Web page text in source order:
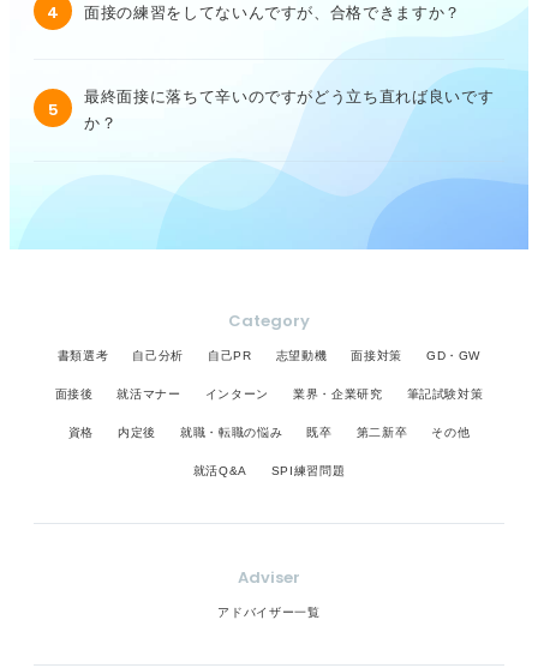
4 面接の練習をしてないんですが、合格できますか？
5
最終面接に落ちて辛いのですがどう立ち直れば良いです
か？
Category
書類選考 自己分析 自己PR 志望動機 面接対策 GD・GW
面接後 就活マナー インターン 業界・企業研究 筆記試験対策
資格 内定後 就職・転職の悩み 既卒 第二新卒 その他
就活Q&A SPI練習問題
Adviser
アドバイザー一覧